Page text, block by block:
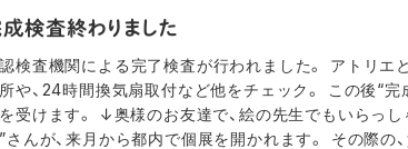
検査終わりました
検査機関による完了検査が行われました。 アトリエ
や、24時間換気扇取付など他をチェック。 この後“完
受けます。 ↓奥様のお友達で、絵の先生でもいらっ
さんが、来月から都内で個展を開かれます。 その際の